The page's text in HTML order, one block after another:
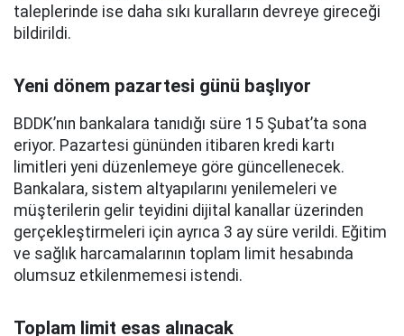
taleplerinde ise daha sıkı kuralların devreye gireceği
bildirildi.
Yeni dönem pazartesi günü başlıyor
BDDK’nın bankalara tanıdığı süre 15 Şubat’ta sona
eriyor. Pazartesi gününden itibaren kredi kartı
limitleri yeni düzenlemeye göre güncellenecek.
Bankalara, sistem altyapılarını yenilemeleri ve
müşterilerin gelir teyidini dijital kanallar üzerinden
gerçekleştirmeleri için ayrıca 3 ay süre verildi. Eğitim
ve sağlık harcamalarının toplam limit hesabında
olumsuz etkilenmemesi istendi.
Toplam limit esas alınacak